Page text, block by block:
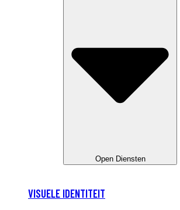
Open Diensten
VISUELE IDENTITEIT